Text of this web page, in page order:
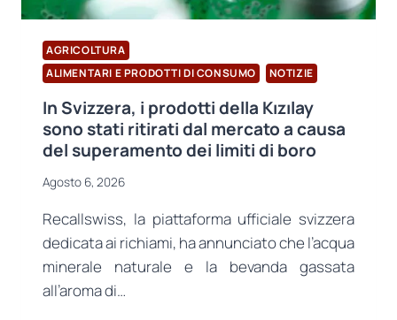
AGRICOLTURA
ALIMENTARI E PRODOTTI DI CONSUMO
NOTIZIE
In Svizzera, i prodotti della Kızılay
sono stati ritirati dal mercato a causa
del superamento dei limiti di boro
Agosto 6, 2026
Recallswiss, la piattaforma ufficiale svizzera
dedicata ai richiami, ha annunciato che l’acqua
minerale naturale e la bevanda gassata
all’aroma di…